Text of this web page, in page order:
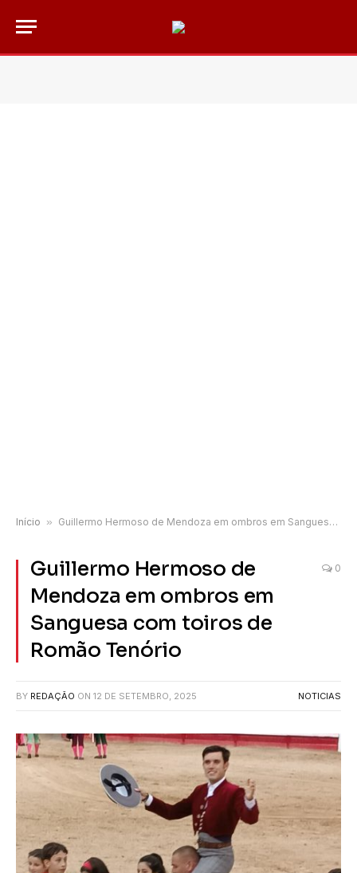
Início » Guillermo Hermoso de Mendoza em ombros em Sanguesa com toiros de Romão Tenório
Guillermo Hermoso de
Mendoza em ombros em
Sanguesa com toiros de
Romão Tenório
0
BY REDAÇÃO ON 12 DE SETEMBRO, 2025 NOTICIAS